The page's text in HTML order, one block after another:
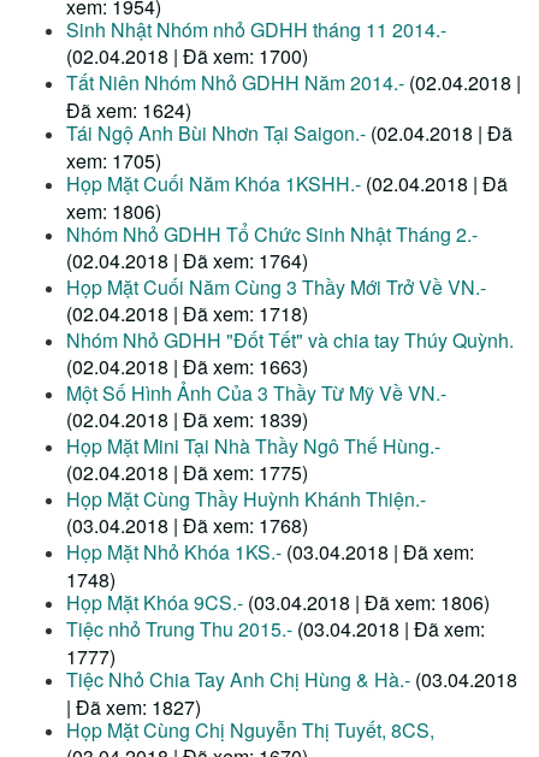
xem: 1954)
Sinh Nhật Nhóm nhỏ GDHH tháng 11 2014.-
(02.04.2018 | Đã xem: 1700)
Tất Niên Nhóm Nhỏ GDHH Năm 2014.- (02.04.2018 |
Đã xem: 1624)
Tái Ngộ Anh Bùi Nhơn Tại Saigon.- (02.04.2018 | Đã
xem: 1705)
Họp Mặt Cuối Năm Khóa 1KSHH.- (02.04.2018 | Đã
xem: 1806)
Nhóm Nhỏ GDHH Tổ Chức Sinh Nhật Tháng 2.-
(02.04.2018 | Đã xem: 1764)
Họp Mặt Cuối Năm Cùng 3 Thầy Mới Trở Về VN.-
(02.04.2018 | Đã xem: 1718)
Nhóm Nhỏ GDHH "Đốt Tết" và chia tay Thúy Quỳnh.
(02.04.2018 | Đã xem: 1663)
Một Số Hình Ảnh Của 3 Thầy Từ Mỹ Về VN.-
(02.04.2018 | Đã xem: 1839)
Họp Mặt Mini Tại Nhà Thầy Ngô Thế Hùng.-
(02.04.2018 | Đã xem: 1775)
Họp Mặt Cùng Thầy Huỳnh Khánh Thiện.-
(03.04.2018 | Đã xem: 1768)
Họp Mặt Nhỏ Khóa 1KS.- (03.04.2018 | Đã xem:
1748)
Họp Mặt Khóa 9CS.- (03.04.2018 | Đã xem: 1806)
Tiệc nhỏ Trung Thu 2015.- (03.04.2018 | Đã xem:
1777)
Tiệc Nhỏ Chia Tay Anh Chị Hùng & Hà.- (03.04.2018
| Đã xem: 1827)
Họp Mặt Cùng Chị Nguyễn Thị Tuyết, 8CS,